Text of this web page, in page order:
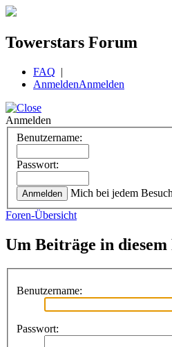
Towerstars Forum
FAQ |
AnmeldenAnmelden
Anmelden
Benutzername:
Passwort:
Mich bei jedem
Foren-Übersicht
Um Beiträge in
Benutzername:
Passwort: